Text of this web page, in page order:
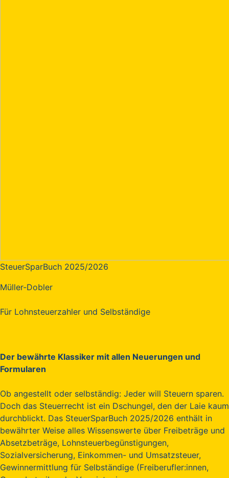
SteuerSparBuch 2025/2026
Müller-Dobler
Für Lohnsteuerzahler und Selbständige
Der bewährte Klassiker mit allen Neuerungen und
Formularen
Ob angestellt oder selbständig: Jeder will Steuern sparen.
Doch das Steuerrecht ist ein Dschungel, den der Laie kaum
durchblickt. Das SteuerSparBuch 2025/2026 enthält in
bewährter Weise alles Wissenswerte über Freibeträge und
Absetzbeträge, Lohnsteuerbegünstigungen,
Sozialversicherung, Einkommen- und Umsatzsteuer,
Gewinnermittlung für Selbständige (Freiberufler:innen,